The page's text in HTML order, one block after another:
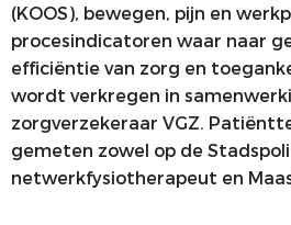
(KOOS), bewegen, pijn en
procesindicatoren waar naar
efficiëntie van zorg en
wordt verkregen in
zorgverzekeraar VGZ.
gemeten zowel op de
netwerkfysiotherapeut en